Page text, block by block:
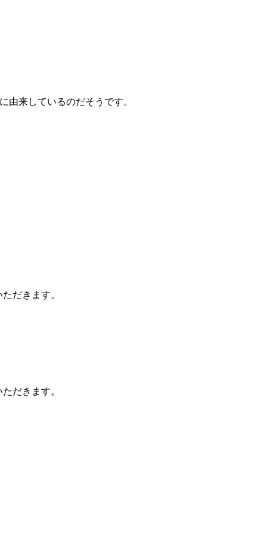
由来しているのだそうです。
だきます。
だきます。